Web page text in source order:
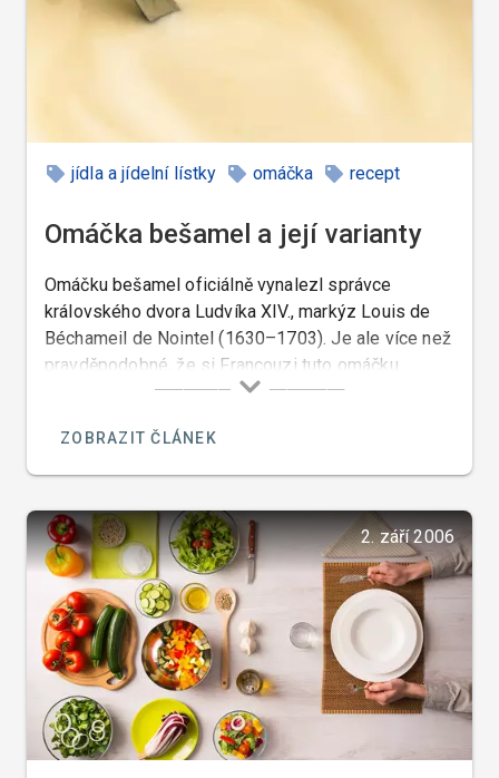
jídla a jídelní lístky omáčka recept
Omáčka bešamel a její varianty
Omáčku bešamel oficiálně vynalezl správce
královského dvora Ludvíka XIV., markýz Louis de
Béchameil de Nointel (1630–1703). Je ale více než
pravděpodobné, že si Francouzi tuto omáčku
přivlastnili od Italů. V Itálii byla tato omáčka již
ZOBRAZIT ČLÁNEK
2. září 2006